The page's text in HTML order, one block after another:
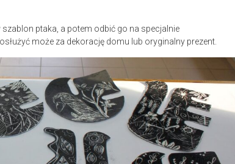
ptaka, a potem odbić go na specjalnie
może za dekorację domu lub oryginalny prezent.